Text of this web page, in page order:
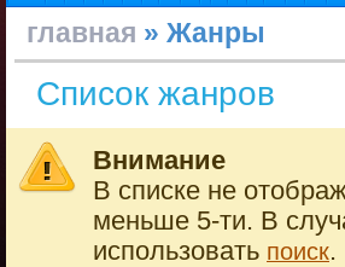
главная » Жанры
Список жанров
Внимание
В списке не
меньше 5-ти. В
использовать поиск.